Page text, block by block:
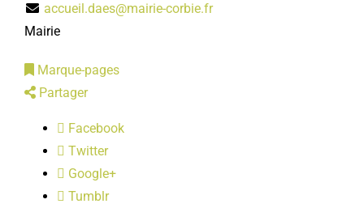
LOISIRS
PUBLICATIONS
accueil.daes@mairie-corbie.fr
Mairie
Marque-pages
Partager
Facebook
Twitter
Google+
Tumblr